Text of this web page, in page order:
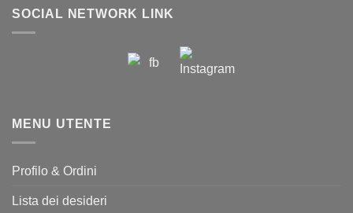
SOCIAL NETWORK LINK
MENU UTENTE
Profilo & Ordini
Lista dei desideri